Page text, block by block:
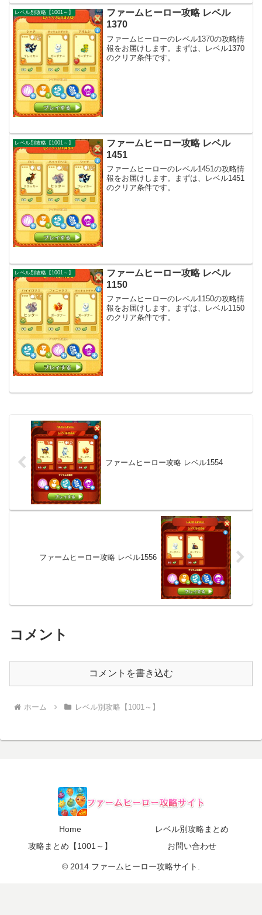
レベル別攻略【1001～】
ファームヒーロー攻略 レベル
1370
ファームヒーローのレベル1370の攻略情
報をお届けします。まずは、レベル1370
のクリア条件です。
レベル別攻略【1001～】
ファームヒーロー攻略 レベル
1451
ファームヒーローのレベル1451の攻略情
報をお届けします。まずは、レベル1451
のクリア条件です。
レベル別攻略【1001～】
ファームヒーロー攻略 レベル
1150
ファームヒーローのレベル1150の攻略情
報をお届けします。まずは、レベル1150
のクリア条件です。
ファームヒーロー攻略 レベル1554
ファームヒーロー攻略 レベル1556
コメント
コメントを書き込む
ホーム レベル別攻略【1001～】
Home
レベル別攻略まとめ
攻略まとめ【1001～】
お問い合わせ
© 2014 ファームヒーロー攻略サイト.